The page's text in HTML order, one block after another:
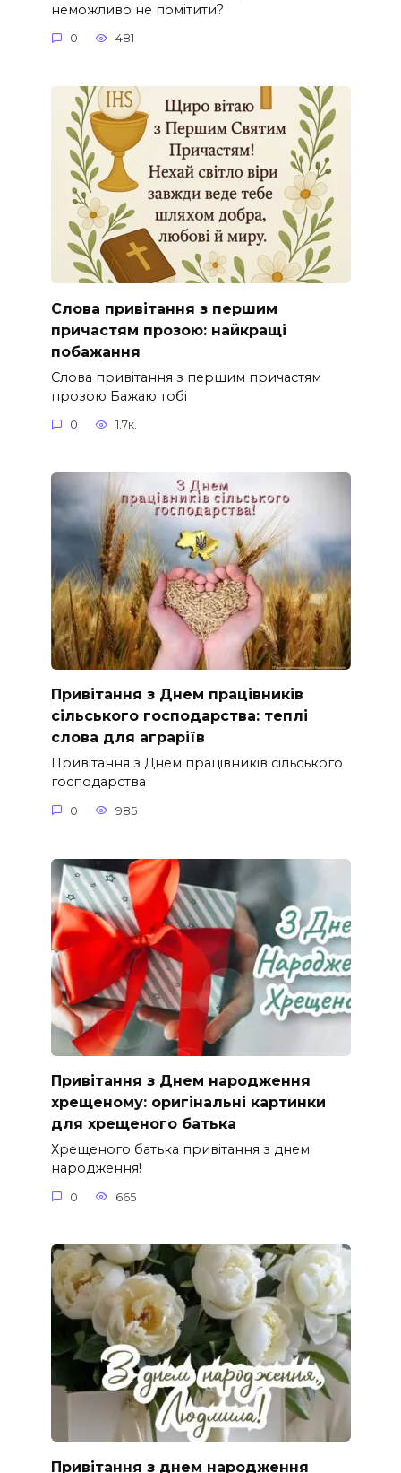
неможливо не помітити?
0 481
Слова привітання з першим
причастям прозою: найкращі
побажання
Слова привітання з першим причастям
прозою Бажаю тобі
0 1.7к.
Привітання з Днем працівників
сільського господарства: теплі
слова для аграріїв
Привітання з Днем працівників сільського
господарства
0 985
Привітання з Днем народження
хрещеному: оригінальні картинки
для хрещеного батька
Хрещеного батька привітання з днем
народження!
0 665
Привітання з днем народження